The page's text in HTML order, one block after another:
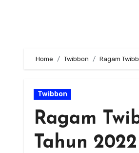
Home Twibbon Ragam
Twibbon
Ragam
Tahun 2022